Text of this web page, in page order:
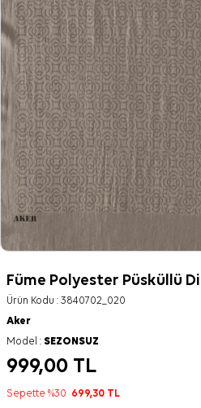
Füme Polyester Püsküllü
Ürün Kodu : 3840702_020
Aker
Model : SEZONSUZ
999,00 TL
Sepette %30 699,30 TL